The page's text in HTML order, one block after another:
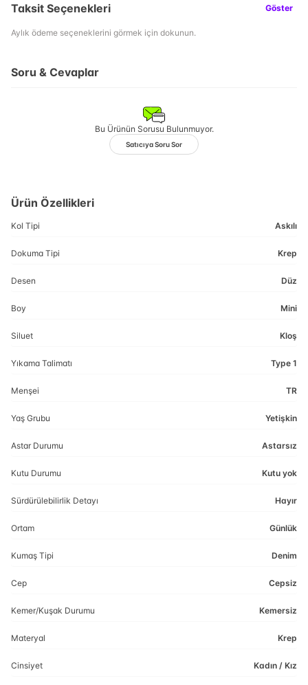
Taksit Seçenekleri Göster
Aylık ödeme seçeneklerini görmek için dokunun.
Soru & Cevaplar
Bu Ürünün Sorusu Bulunmuyor.
Satıcıya Soru Sor
Ürün Özellikleri
Kol Tipi Askılı
Dokuma Tipi Krep
Desen Düz
Boy Mini
Siluet Kloş
Yıkama Talimatı Type 1
Menşei TR
Yaş Grubu Yetişkin
Astar Durumu Astarsız
Kutu Durumu Kutu yok
Sürdürülebilirlik Detayı Hayır
Ortam Günlük
Kumaş Tipi Denim
Cep Cepsiz
Kemer/Kuşak Durumu Kemersiz
Materyal Krep
Cinsiyet Kadın / Kız